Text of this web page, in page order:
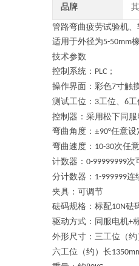
品牌
管路弯曲疲劳试验机
适用于外径为5-50mm
技术参数
控制系统： PLC ；
操作界面：彩色7寸触
测试工位： 3工位、 6工
控制器 ： 采用松下同
弯曲角度 ： ±90°任意设
弯曲速度 ： 10-30次任
计数器 ： 0-99999999次
分计数器 ： 1-999999连
夹具 ：可调节
砝码规格 ：标配10N砝
驱动方式 ： 同服电机+
外形尺寸 ：三工位（
六工位（约） 长1350